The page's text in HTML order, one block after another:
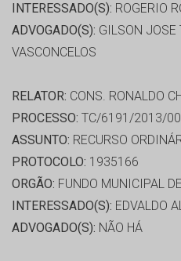
INTERESSADO(S): ROGERIO
ADVOGADO(S): GILSON JOSE
VASCONCELOS
RELATOR: CONS. RONALDO
PROCESSO: TC/6191/2013/
ASSUNTO: RECURSO
PROTOCOLO: 1935166
ORGÃO: FUNDO MUNICIPAL
INTERESSADO(S): EDVALDO
ADVOGADO(S): NÃO HÁ